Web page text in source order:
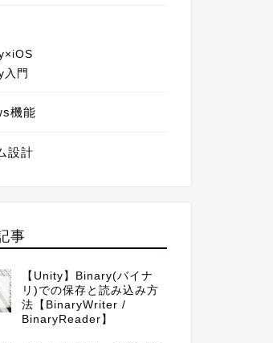
入門
機能
設計
事
【Unity】Binary(バイナ
リ)での保存と読み込み方
法【BinaryWriter /
BinaryReader】